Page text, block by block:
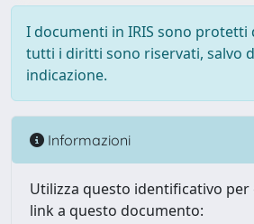
I documenti in IRIS sono protetti
tutti i diritti sono riservati, salvo
indicazione.
Informazioni
Utilizza questo identificativo
link a questo documento: